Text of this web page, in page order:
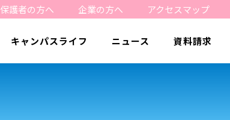
保護者の方へ 企業の方へ アクセスマップ
キャンパスライフ ニュース 資料請求